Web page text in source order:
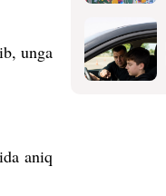
unga
aniq